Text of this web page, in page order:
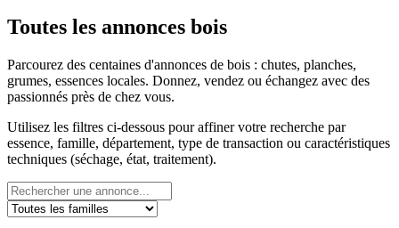
Toutes les annonces bois
Parcourez des centaines d'annonces de bois : chutes, planches,
grumes, essences locales. Donnez, vendez ou échangez avec des
passionnés près de chez vous.
Utilisez les filtres ci-dessous pour affiner votre recherche par
essence, famille, département, type de transaction ou caractéristiques
techniques (séchage, état, traitement).